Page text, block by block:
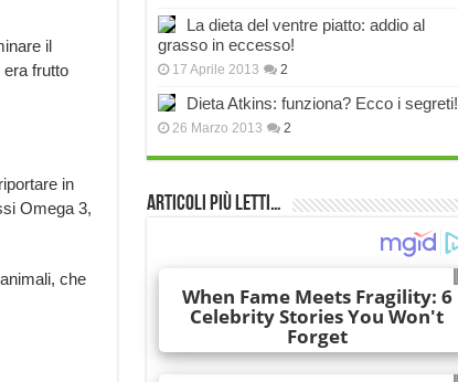
il
frutto
in
Omega 3,
che
La dieta del ventre piatto: addio al
grasso in eccesso!
17 Aprile 2013 2
Dieta Atkins: funziona? Ecco i segreti!
26 Marzo 2013 2
Articoli più Letti…